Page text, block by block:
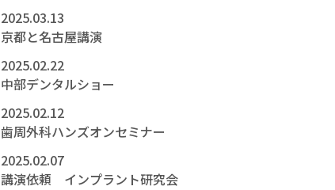
2025.03.13
京都と名古屋講演
2025.02.22
中部デンタルショー
2025.02.12
歯周外科ハンズオンセミナー
2025.02.07
講演依頼 インプラント研究会